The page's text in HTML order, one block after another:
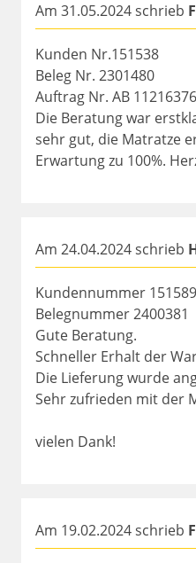
Am 31.05.2024 schrieb
Kunden Nr.151538
Beleg Nr. 2301480
Auftrag Nr. AB 11216376
Die Beratung war
sehr gut, die Matratze
Erwartung zu 100%.
Am 24.04.2024 schrieb
Kundennummer 151589
Belegnummer 2400381
Gute Beratung.
Schneller Erhalt der
Die Lieferung wurde
Sehr zufrieden mit der
vielen Dank!
Am 19.02.2024 schrieb